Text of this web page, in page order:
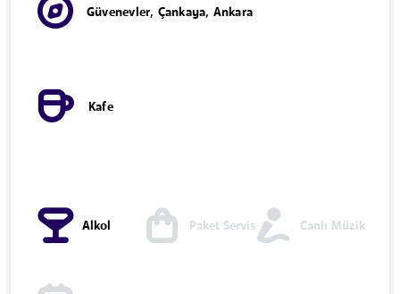
Güvenevler, Çankaya, Ankara
Kafe
Alkol Paket Servis Canlı Müzik